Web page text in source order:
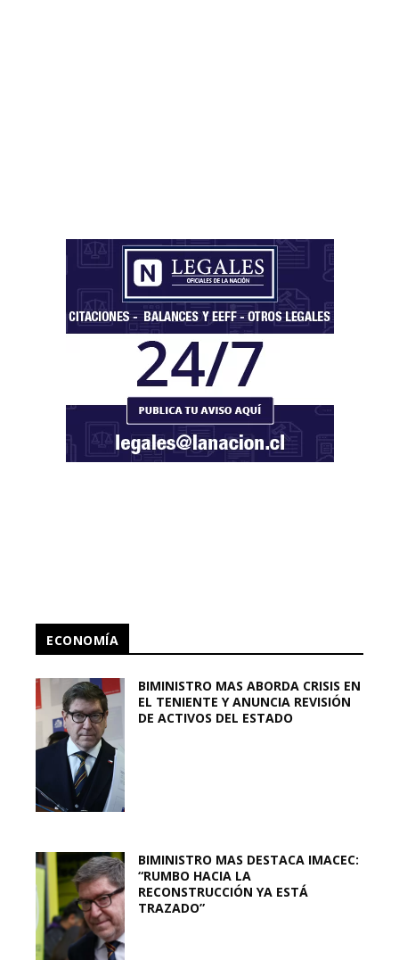
ECONOMÍA
BIMINISTRO MAS ABORDA CRISIS EN
EL TENIENTE Y ANUNCIA REVISIÓN
DE ACTIVOS DEL ESTADO
BIMINISTRO MAS DESTACA IMACEC:
“RUMBO HACIA LA
RECONSTRUCCIÓN YA ESTÁ
TRAZADO”